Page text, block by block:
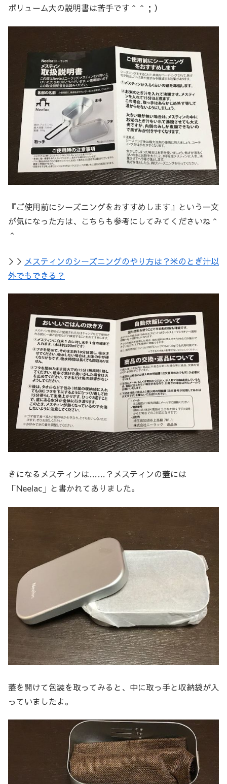
ボリューム大の説明書は苦手です＾＾；）
『ご使用前にシーズニングをおすすめします』という一文
が気になった方は、こちらも参考にしてみてくださいね＾
＾
＞＞ メスティンのシーズニングのやり方は？米のとぎ汁以
外でもできる？
きになるメスティンは……？メスティンの蓋には
「Neelac」と書かれてありました。
蓋を開けて包装を取ってみると、中に取っ手と収納袋が入
っていましたよ。